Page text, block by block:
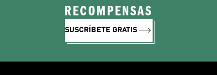
RECOMPENSAS
SUSCRÍBETE GRATIS